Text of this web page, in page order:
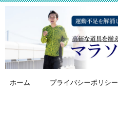
ホーム プライバシーポリシー